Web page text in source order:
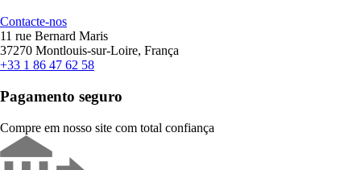
Contacte-nos
11 rue Bernard Maris
37270 Montlouis-sur-Loire, França
+33 1 86 47 62 58
Pagamento seguro
Compre em nosso site com total confiança